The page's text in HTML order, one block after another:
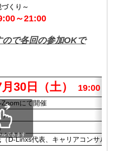
くり ～
～21:00
で各回の参加OKで
30日（土） 19:00～
にて開催
）
）
Linxs代表、キャリアコンサル
ルできます